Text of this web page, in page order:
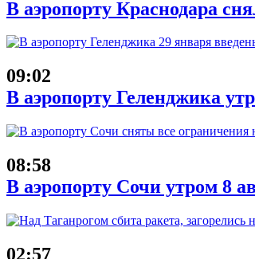
В аэропорту Краснодара
09:02
В аэропорту Геленджика
08:58
В аэропорту Сочи утром 8
02:57